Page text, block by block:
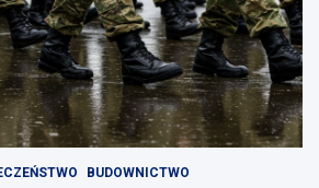
BUDOWNICTWO